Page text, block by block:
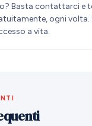
Basta contattarci e
ogni volta.
a vita.